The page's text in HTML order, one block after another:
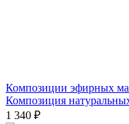
Композиции эфирных
Композиция
1 340 ₽